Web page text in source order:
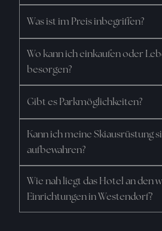
Was ist im Preis inbegriffen?
Wo kann ich einkaufen oder
besorgen?
Gibt es Parkmöglichkeiten?
Kann ich meine Skiausrüstung
aufbewahren?
Wie nah liegt das Hotel an den
Einrichtungen in Westendorf?